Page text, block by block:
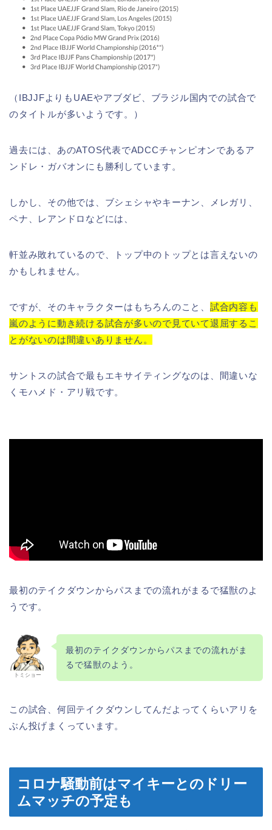
（IBJJFよりもUAEやアブダビ、ブラジル国内での試合で
のタイトルが多いようです。）
過去には、あのATOS代表でADCCチャンピオンであるア
ンドレ・ガバオンにも勝利しています。
しかし、その他では、ブシェシャやキーナン、メレガリ、
ペナ、レアンドロなどには、
軒並み敗れているので、トップ中のトップとは言えないの
かもしれません。
ですが、そのキャラクターはもちろんのこと、 試合内容も
嵐のように動き続ける試合が多いので見ていて退屈するこ
とがないのは間違いありません。
サントスの試合で最もエキサイティングなのは、間違いな
くモハメド・アリ戦です。
最初のテイクダウンからパスまでの流れがまるで猛獣のよ
うです。
トミショー
最初のテイクダウンからパスまでの流れがま
るで猛獣のよう。
この試合、何回テイクダウンしてんだよってくらいアリを
ぶん投げまくっています。
コロナ騒動前はマイキーとのドリー
ムマッチの予定も